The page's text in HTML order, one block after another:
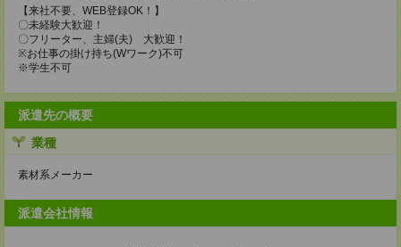
【来社不要、WEB登録OK！】
〇未経験大歓迎！
〇フリーター、主婦(夫) 大歓迎！
※お仕事の掛け持ち(Wワーク)不可
※学生不可
派遣先の概要
業種
素材系メーカー
派遣会社情報